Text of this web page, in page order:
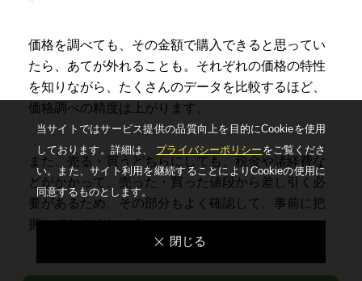
価格を調べても、その金額で購入できると思ってい
たら、あてが外れることも。それぞれの価格の特性
を知りながら、たくさんのデータを比較するほど、
価格調べの精度は上がります。
また、売る・買うどちらにしても、税金や諸経費な
どがかかって、売った・買った値段から差し引く必
要があるため、その部分もよく確認して、事前に把
握しておきましょう。
当サイトではサービス提供の品質向上を⽬的にCookieを使⽤
しております。詳細は、 プライバシーポリシー をご覧くださ
い。また、サイト利⽤を継続することによりCookieの使⽤に
同意するものとします。
閉じる